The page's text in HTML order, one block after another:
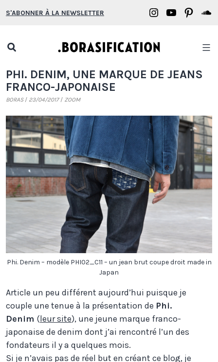
au
S'ABONNER À LA NEWSLETTER
Borasification
popup
PHI. DENIM, UNE MARQUE DE JEANS
FRANCO-JAPONAISE
BORAS 23/04/2017 ZOOM
Phi. Denim – modèle PHI02_C11 – un jean brut coupe droit made in
Japan
Article un peu différent aujourd’hui puisque je
couple une tenue à la présentation de Phi.
Denim (leur site), une jeune marque franco-
japonaise de denim dont j’ai rencontré l’un des
fondateurs il y a quelques mois.
Si je n’avais pas de réel but en créant ce blog, je